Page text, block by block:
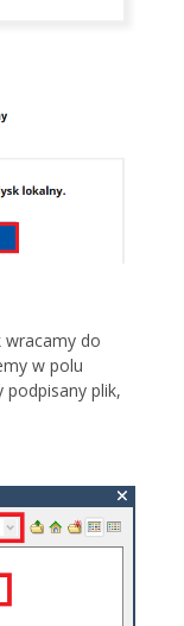
wracamy do
w polu
podpisany plik,